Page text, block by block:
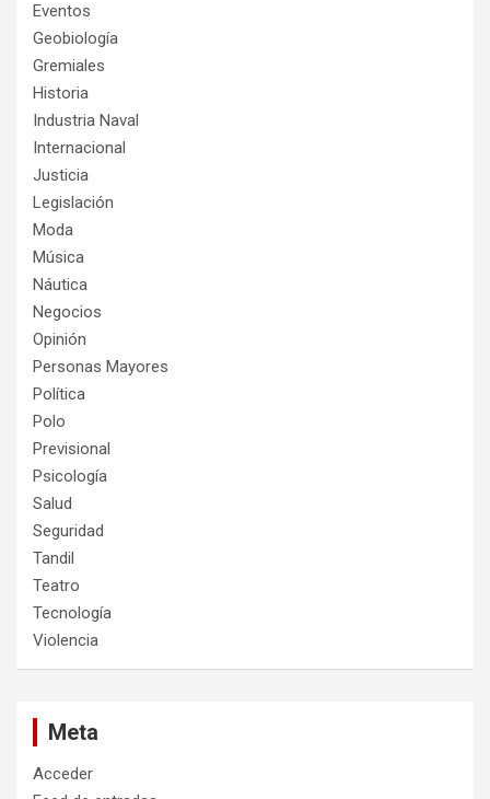
Eventos
Geobiología
Gremiales
Historia
Industria Naval
Internacional
Justicia
Legislación
Moda
Música
Náutica
Negocios
Opinión
Personas Mayores
Política
Polo
Previsional
Psicología
Salud
Seguridad
Tandil
Teatro
Tecnología
Violencia
Meta
Acceder